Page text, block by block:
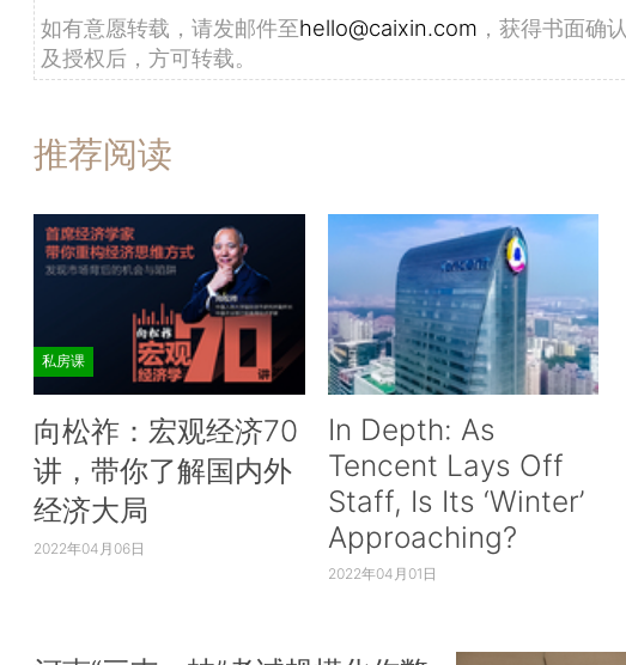
如有意愿转载，请发邮件至hello@caixin.com ，获得书面确认
及授权后，方可转载。
推荐阅读
私房课
向松祚：宏观经济70
讲，带你了解国内外
经济大局
2022年04月06日
In Depth: As
Tencent Lays Off
Staff, Is Its ‘Winter’
Approaching?
2022年04月01日